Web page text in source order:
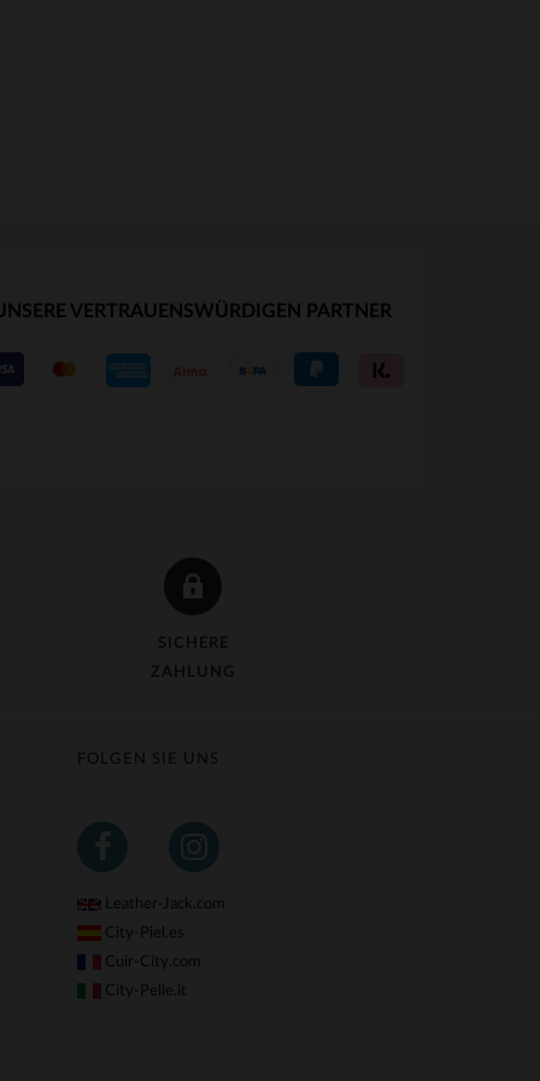
SICHERE
ZAHLUNG
VERTRAUENSWÜRDIGEN PARTNER
FOLGEN SIE UNS
Leather-Jack.com
City-Piel.es
Cuir-City.com
City-Pelle.it